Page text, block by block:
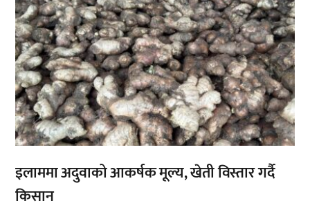
इलाममा अदुवाको आकर्षक मूल्य, खेती विस्तार गर्दै
किसान